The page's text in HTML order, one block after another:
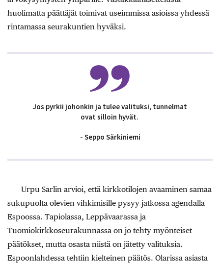
huolimatta päättäjät toimivat useimmissa asioissa yhdessä
rintamassa seurakuntien hyväksi.
Jos pyrkii johonkin ja tulee valituksi, tunnelmat
ovat silloin hyvät.
- Seppo Särkiniemi
Urpu Sarlin arvioi, että kirkkotilojen avaaminen samaa
sukupuolta olevien vihkimisille pysyy jatkossa agendalla
Espoossa. Tapiolassa, Leppävaarassa ja
Tuomiokirkkoseurakunnassa on jo tehty myönteiset
päätökset, mutta osasta niistä on jätetty valituksia.
Espoonlahdessa tehtiin kielteinen päätös. Olarissa asiasta